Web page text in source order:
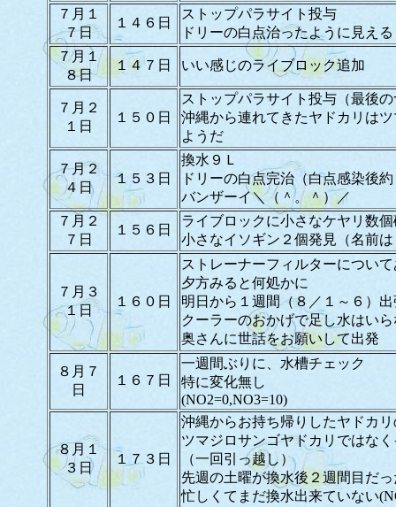
７月１
７日
１４６日
ストップパラサイト投与
ドリーの白点治ったように見える
７月１
８日
１４７日 いい感じのライブロック追加
７月２
１日
１５０日
ストップパラサイト投与（最後
沖縄から連れてきたヤドカリは
ようだ
７月２
４日
１５３日
換水９Ｌ
ドリーの白点完治（白点感染後
バンザーイ＼（＾。＾）／
７月２
７日
１５６日
ライブロックに小さなケヤリ数個
小さなイソギン２個発見（名前は
７月３
１日
１６０日
ストレーナーフィルターについ
夕方みると何処かに
明日から１週間（８／１～６）出
クーラーのおかげで足し水はい
奥さんに世話をお願いして出発
８月７
日
１６７日
一週間ぶりに、水槽チェック
特に変化無し
(NO2=0,NO3=10)
８月１
３日
１７３日
沖縄からお持ち帰りしたヤドカ
ツマジロサンゴヤドカリではな
（一回引っ越し）
先週の土曜が換水後２週間目だ
忙しくてまだ換水出来ていない